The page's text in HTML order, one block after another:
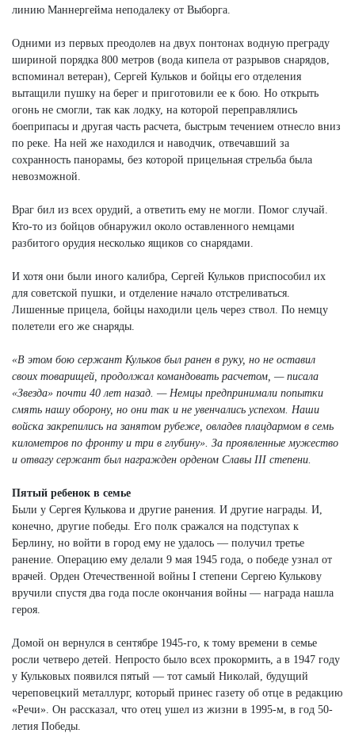
линию Маннергейма неподалеку от Выборга.
Одними из первых преодолев на двух понтонах водную преграду
шириной порядка 800 метров (вода кипела от разрывов снарядов,
вспоминал ветеран), Сергей Кульков и бойцы его отделения
вытащили пушку на берег и приготовили ее к бою. Но открыть
огонь не смогли, так как лодку, на которой переправлялись
боеприпасы и другая часть расчета, быстрым течением отнесло вниз
по реке. На ней же находился и наводчик, отвечавший за
сохранность панорамы, без которой прицельная стрельба была
невозможной.
Враг бил из всех орудий, а ответить ему не могли. Помог случай.
Кто-то из бойцов обнаружил около оставленного немцами
разбитого орудия несколько ящиков со снарядами.
И хотя они были иного калибра, Сергей Кульков приспособил их
для советской пушки, и отделение начало отстреливаться.
Лишенные прицела, бойцы находили цель через ствол. По немцу
полетели его же снаряды.
«В этом бою сержант Кульков был ранен в руку, но не оставил
своих товарищей, продолжал командовать расчетом, — писала
«Звезда» почти 40 лет назад. — Немцы предпринимали попытки
смять нашу оборону, но они так и не увенчались успехом. Наши
войска закрепились на занятом рубеже, овладев плацдармом в семь
километров по фронту и три в глубину». За проявленные мужество
и отвагу сержант был награжден орденом Славы III степени.
Пятый ребенок в семье
Были у Сергея Кулькова и другие ранения. И другие награды. И,
конечно, другие победы. Его полк сражался на подступах к
Берлину, но войти в город ему не удалось — получил третье
ранение. Операцию ему делали 9 мая 1945 года, о победе узнал от
врачей. Орден Отечественной войны I степени Сергею Кулькову
вручили спустя два года после окончания войны — награда нашла
героя.
Домой он вернулся в сентябре 1945-го, к тому времени в семье
росли четверо детей. Непросто было всех прокормить, а в 1947 году
у Кульковых появился пятый — тот самый Николай, будущий
череповецкий металлург, который принес газету об отце в редакцию
«Речи». Он рассказал, что отец ушел из жизни в 1995-м, в год 50-
летия Победы.